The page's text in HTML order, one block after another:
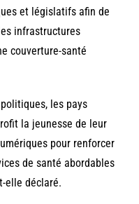
et législatifs afin de
infrastructures
couverture-santé
les pays
la jeunesse de leur
pour renforcer
de santé abordables
elle déclaré.